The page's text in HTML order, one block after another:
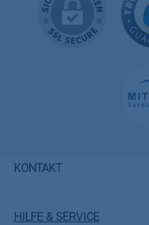
KONTAKT
HILFE & SERVICE